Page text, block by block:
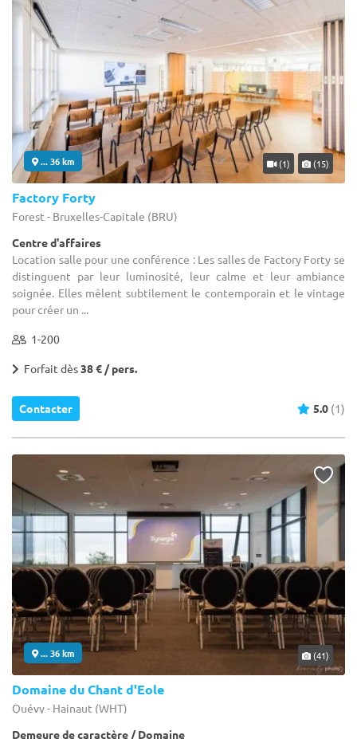
... 36 km (1) (15)
Factory Forty
Forest - Bruxelles-Capitale (BRU)
Centre d'affaires
Location salle pour une conférence : Les salles de Factory Forty se
distinguent par leur luminosité, leur calme et leur ambiance
soignée. Elles mêlent subtilement le contemporain et le vintage
pour créer un ...
1-200
Forfait dès38 € / pers.
Contacter 5.0 (1)
... 36 km (41)
Domaine du Chant d'Eole
Quévy - Hainaut (WHT)
Demeure de caractère / Domaine